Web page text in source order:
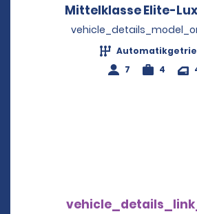
Mittelklasse Elite-
7
4